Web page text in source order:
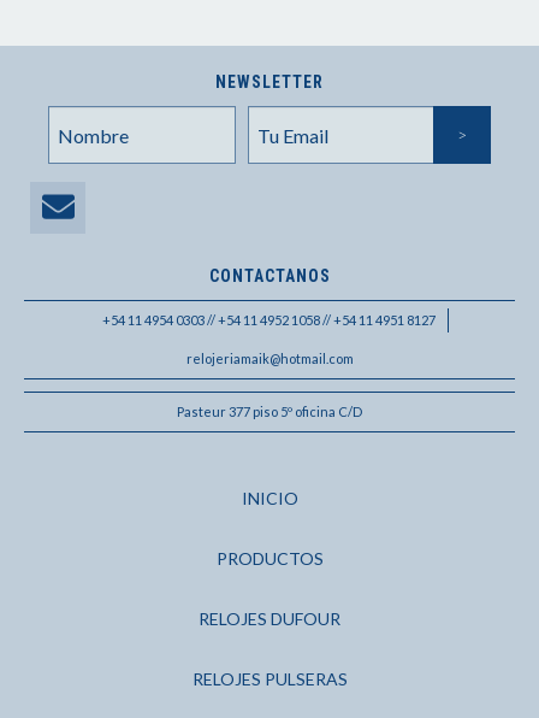
NEWSLETTER
CONTACTANOS
+54 11 4954 0303 // +54 11 4952 1058 // +54 11 4951 8127
relojeriamaik@hotmail.com
Pasteur 377 piso 5º oficina C/D
INICIO
PRODUCTOS
RELOJES DUFOUR
RELOJES PULSERAS